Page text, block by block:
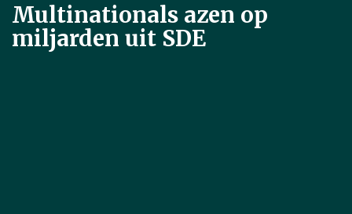
Multinationals azen op
miljarden uit SDE